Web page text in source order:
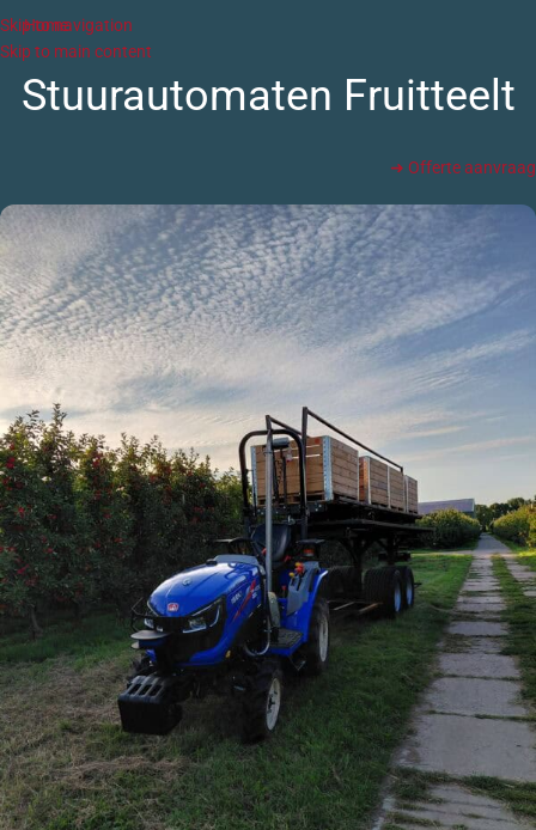
Skip to navigation
Skip to main content
Home
Stuurautomaten Fruitteelt
➜ Offerte aanvraag